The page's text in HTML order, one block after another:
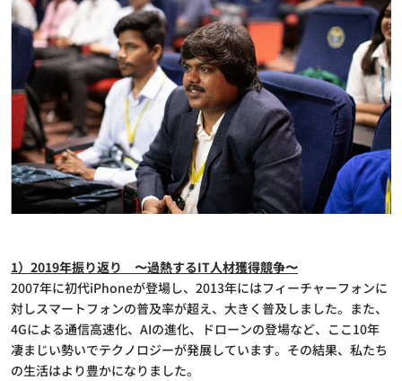
1）2019年振り返り 〜過熱するIT人材獲得競争〜
2007年に初代iPhoneが登場し、2013年にはフィーチャーフォンに
対しスマートフォンの普及率が超え、大きく普及しました。また、
4Gによる通信高速化、AIの進化、ドローンの登場など、ここ10年
凄まじい勢いでテクノロジーが発展しています。その結果、私たち
の生活はより豊かになりました。